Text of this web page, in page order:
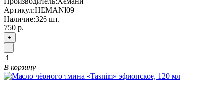
Артикул:HEMANI09
Наличие:326 шт.
750 р.
+
-
В корзину